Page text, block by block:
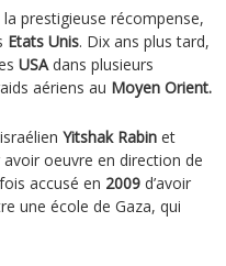
prestigieuse récompense,
Etats Unis. Dix ans plus tard,
USA dans plusieurs
aériens au Moyen Orient.
Yitshak Rabin et
oeuvre en direction de
accusé en 2009 d’avoir
une école de Gaza, qui